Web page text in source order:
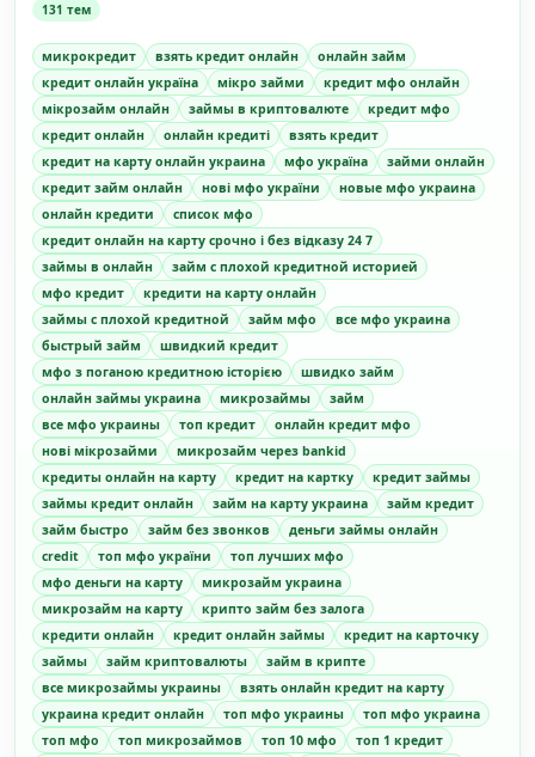
131 тем
микрокредит взять кредит онлайн
онлайн займ
кредит онлайн україна
мікро займи
кредит мфо онлайн
мікрозайм онлайн
займы в криптовалюте
кредит мфо
кредит онлайн
онлайн кредиті
взять кредит
кредит на карту онлайн украина
мфо україна
займи онлайн
кредит займ онлайн
нові мфо україни
новые мфо украина
онлайн кредити
список мфо
кредит онлайн на карту срочно і без відказу 24 7
займы в онлайн
займ с плохой кредитной историей
мфо кредит
кредити на карту онлайн
займы с плохой кредитной
займ мфо
все мфо украина
быстрый займ
швидкий кредит
мфо з поганою кредитною історією
швидко займ
онлайн займы украина
микрозаймы
займ
все мфо украины
топ кредит
онлайн кредит мфо
нові мікрозайми
микрозайм через bankid
кредиты онлайн на карту
кредит на картку
кредит займы
займы кредит онлайн
займ на карту украина
займ кредит
займ быстро
займ без звонков
деньги займы онлайн
credit
топ мфо україни
топ лучших мфо
мфо деньги на карту
микрозайм украина
микрозайм на карту
крипто займ без залога
кредити онлайн
кредит онлайн займы
кредит на карточку
займы
займ криптовалюты
займ в крипте
все микрозаймы украины
взять онлайн кредит на карту
украина кредит онлайн
топ мфо украины
топ мфо украина
топ мфо
топ микрозаймов топ 10 мфо
топ 1 кредит